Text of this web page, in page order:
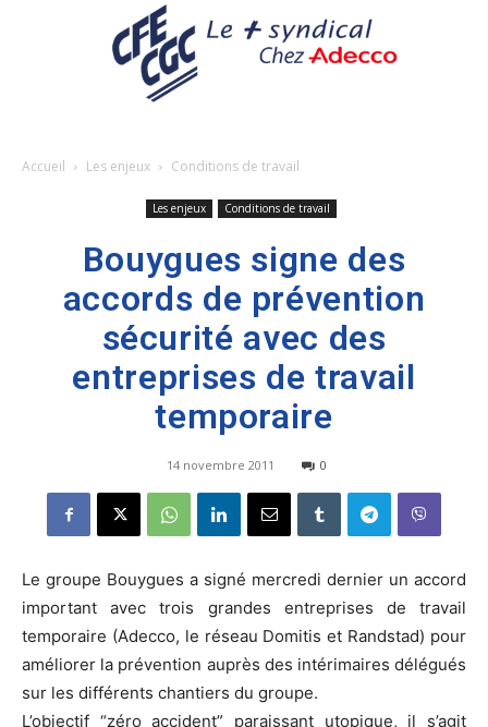
Accueil Les enjeux Conditions de travail
Les enjeux Conditions de travail
Bouygues signe des
accords de prévention
sécurité avec des
entreprises de travail
temporaire
14 novembre 2011 0
Le groupe Bouygues a signé mercredi dernier un accord
important avec trois grandes entreprises de travail
temporaire (Adecco, le réseau Domitis et Randstad) pour
améliorer la prévention auprès des intérimaires délégués
sur les différents chantiers du groupe.
L’objectif “zéro accident” paraissant utopique, il s’agit